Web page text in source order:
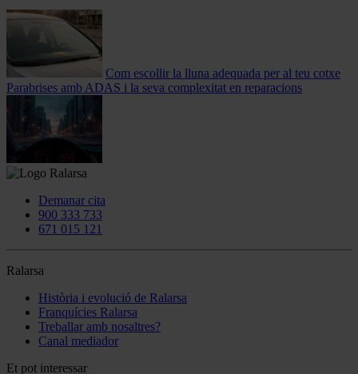
Com escollir la lluna adequada per al teu cotxe
Parabrises amb ADAS i la seva complexitat en reparacions
Demanar cita
900 333 733
671 015 121
Ralarsa
Història i evolució de Ralarsa
Franquícies Ralarsa
Treballar amb nosaltres?
Canal mediador
Et pot interessar